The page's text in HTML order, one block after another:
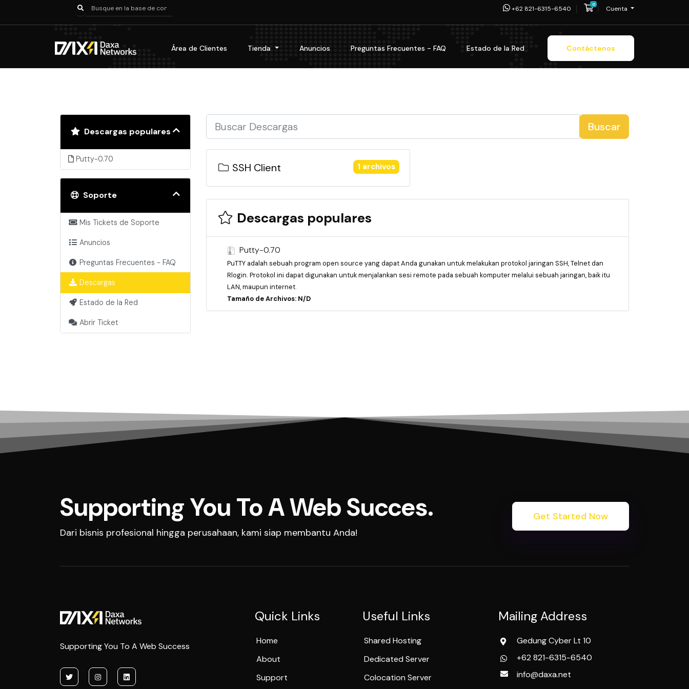
+62 821-6315-6540
0
Carro de Pedidos
Cuenta
Área de Clientes Tienda Anuncios Preguntas Frecuentes - FAQ Estado de la Red Contáctenos
Descargas populares
Putty-0.70
Soporte
Mis Tickets de Soporte
Anuncios
Preguntas Frecuentes - FAQ
Descargas
Estado de la Red
Abrir Ticket
Buscar
SSH Client 1 archivos
Descargas populares
Putty-0.70
PuTTY adalah sebuah program open source yang dapat Anda gunakan untuk melakukan protokol jaringan SSH, Telnet dan
Rlogin. Protokol ini dapat digunakan untuk menjalankan sesi remote pada sebuah komputer melalui sebuah jaringan, baik itu
LAN, maupun internet.
Tamaño de Archivos: N/D
Supporting You To A Web Succes.
Dari bisnis profesional hingga perusahaan, kami siap membantu Anda!
Get Started Now
Supporting You To A Web Success
Quick Links
Home
About
Support
Useful Links
Shared Hosting
Dedicated Server
Colocation Server
Mailing Address
Gedung Cyber Lt 10
+62 821-6315-6540
info@daxa.net